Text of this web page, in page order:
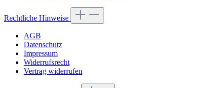
Rechtliche Hinweise
AGB
Datenschutz
Impressum
Widerrufsrecht
Vertrag widerrufen